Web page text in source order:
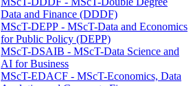
Data and Finance (DDDF)
MScT-DEPP - MScT-Data and Economics
for Public Policy (DEPP)
MScT-DSAIB - MScT-Data Science and
AI for Business
MScT-EDACF - MScT-Economics, Data